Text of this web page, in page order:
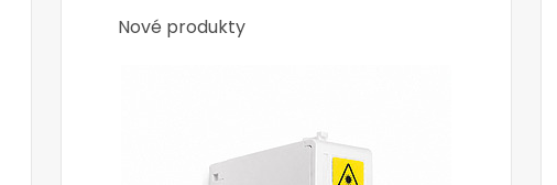
Nové produkty